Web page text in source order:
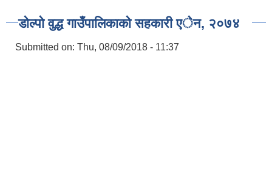
डाेल्पाे वुद्ध गाउँपालिकाकाे सहकारी एेन, २०७४
Submitted on: Thu, 08/09/2018 - 11:37